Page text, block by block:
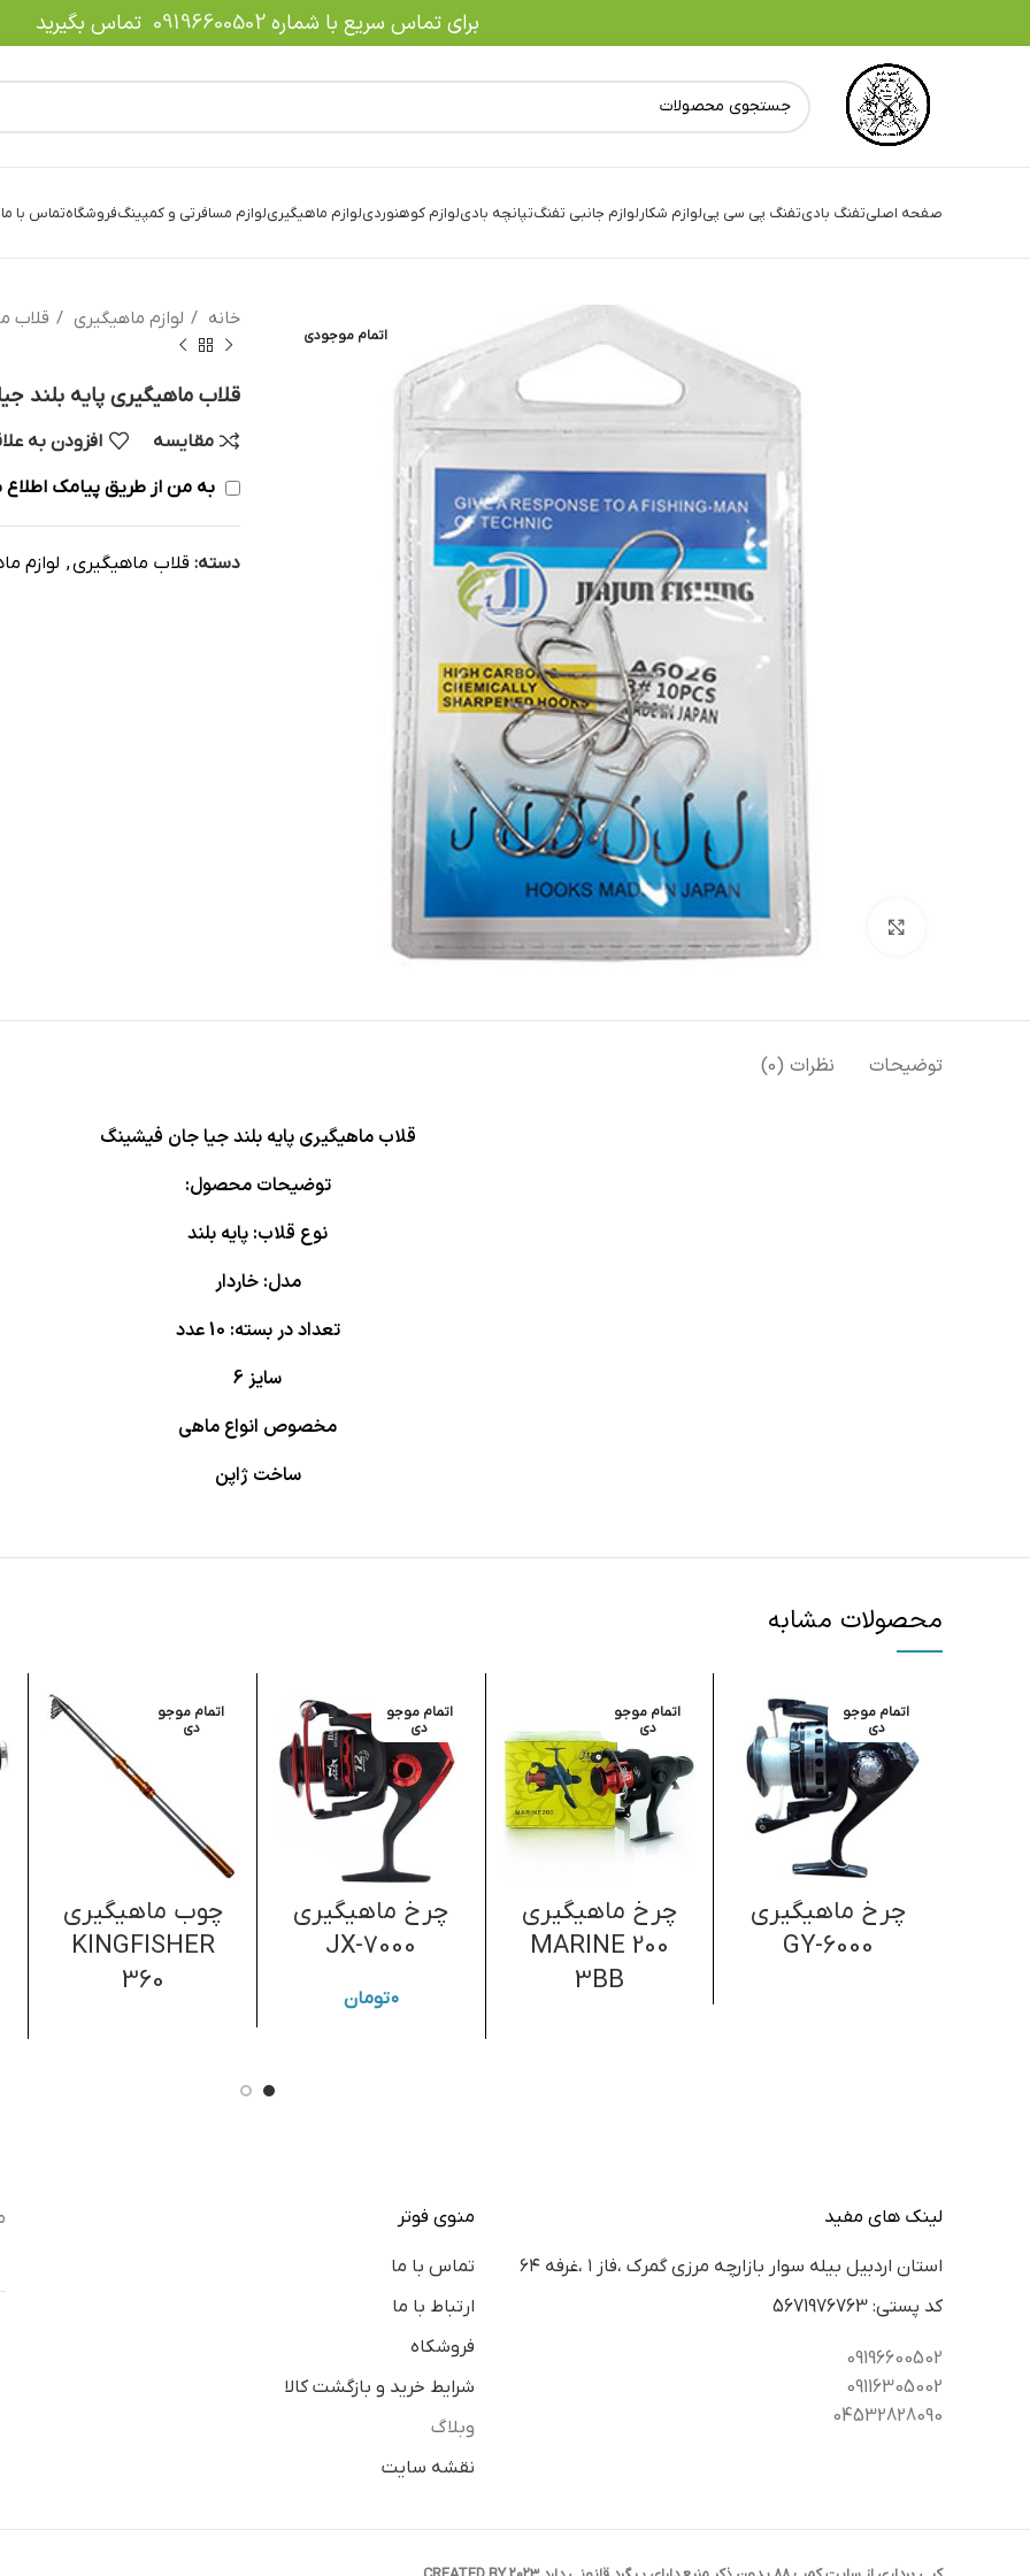
برای تماس سریع با شماره09196600502 تماس بگیرید
صفحه اصلیتفنگ بادیتفنگ پی سی پیلوازم شکارلوازم جانبی تفنگتپانچه بادیلوازم کوهنوردیلوازم ماهیگیریلوازم مسافرتی و کمپینگفروشگاهتماس با ما
اتمام موجودی
بزرگنمایی تصویر
خانه لوازم ماهیگیری قلاب
قلاب ماهیگیری پایه بلند
مقایسه افزودن به
به من از طریق پیامک اطلاع
دسته: قلاب ماهیگیری, لوازم
توضیحات نظرات (0)
قلاب ماهیگیری پایه بلند جیا جان فیشینگ
توضیحات محصول:
نوع قلاب: پایه بلند
مدل: خاردار
تعداد در بسته: 10 عدد
سایز 6
مخصوص انواع ماهی
ساخت ژاپن
محصولات مشابه
اتمام موجو
دی
چرخ ماهیگیری
GY-6000
اتمام موجو
دی
چرخ ماهیگیری
MARINE 200
3BB
اتمام موجو
دی
چرخ ماهیگیری
JX-7000
۰تومان
اتمام موجو
دی
چوب ماهیگیری
KINGFISHER
360
لینک های مفید
استان اردبيل بيله سوار بازارچه مرزي گمرك ،فاز ١ ،غرفه ٦٤
كد پستي: 5671976763
09196600502
09116305002
04532828090
منوی فوتر
تماس با ما
ارتباط با ما
فروشکاه
شرایط خرید و بازگشت کالا
وبلاگ
نقشه سایت